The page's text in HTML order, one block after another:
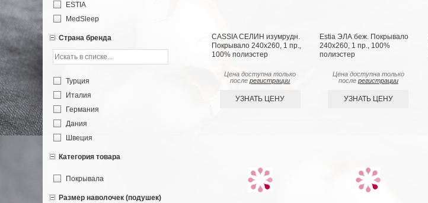
CASSIA СЕЛИН изумрудн.
Покрывало 240х260, 1 пр.,
100% полиэстер
Цена доступна только
послерегистрации
УЗНАТЬ ЦЕНУ
Estia ЭЛА беж. Покрывало
240х260, 1 пр., 100%
полиэстер
Цена доступна только
после регистрации
УЗНАТЬ ЦЕНУ
ESTIA
MedSleep
Страна бренда
Турция
Италия
Германия
Дания
Швеция
Категория товара
Покрывала
Размер наволочек (подушек)